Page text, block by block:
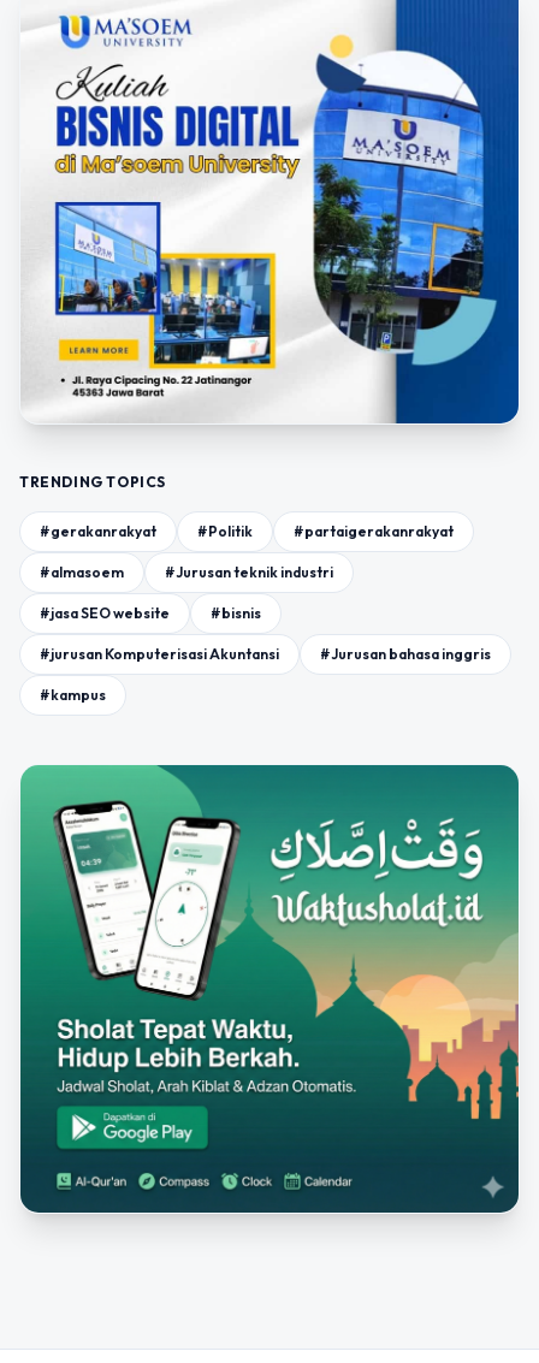
TRENDING TOPICS
#gerakanrakyat #Politik #partaigerakanrakyat
#almasoem #Jurusan teknik industri
#jasa SEO website #bisnis
#jurusan Komputerisasi Akuntansi #Jurusan bahasa inggris
#kampus